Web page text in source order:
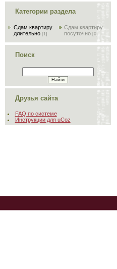
Категории раздела
Сдам квартиру
длительно [1]
Сдам квартиру
посуточно [0]
Поиск
Друзья сайта
FAQ по системе
Инструкции для uCoz